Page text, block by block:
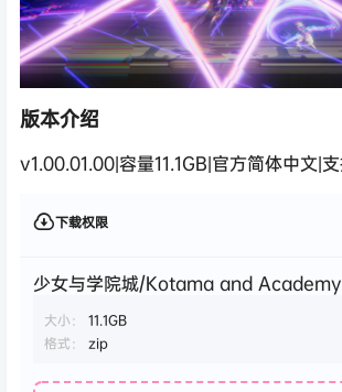
版本介绍
v1.00.01.00|容量11.1GB|官方简体中文|
下载权限
少女与学院城/Kotama and
大小：
11.1GB
格式：
zip